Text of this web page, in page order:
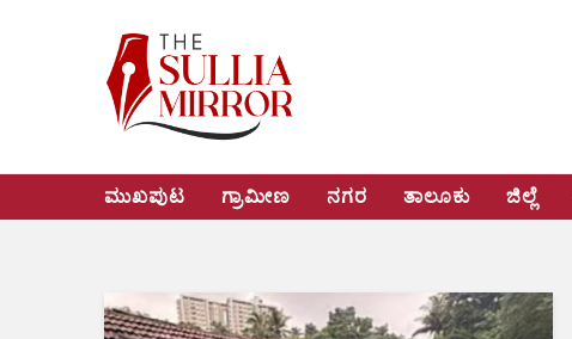
ಮುಖಪುಟ ಗ್ರಾಮೀಣ ನಗರ ತಾಲೂಕು ಜಿಲ್ಲೆ